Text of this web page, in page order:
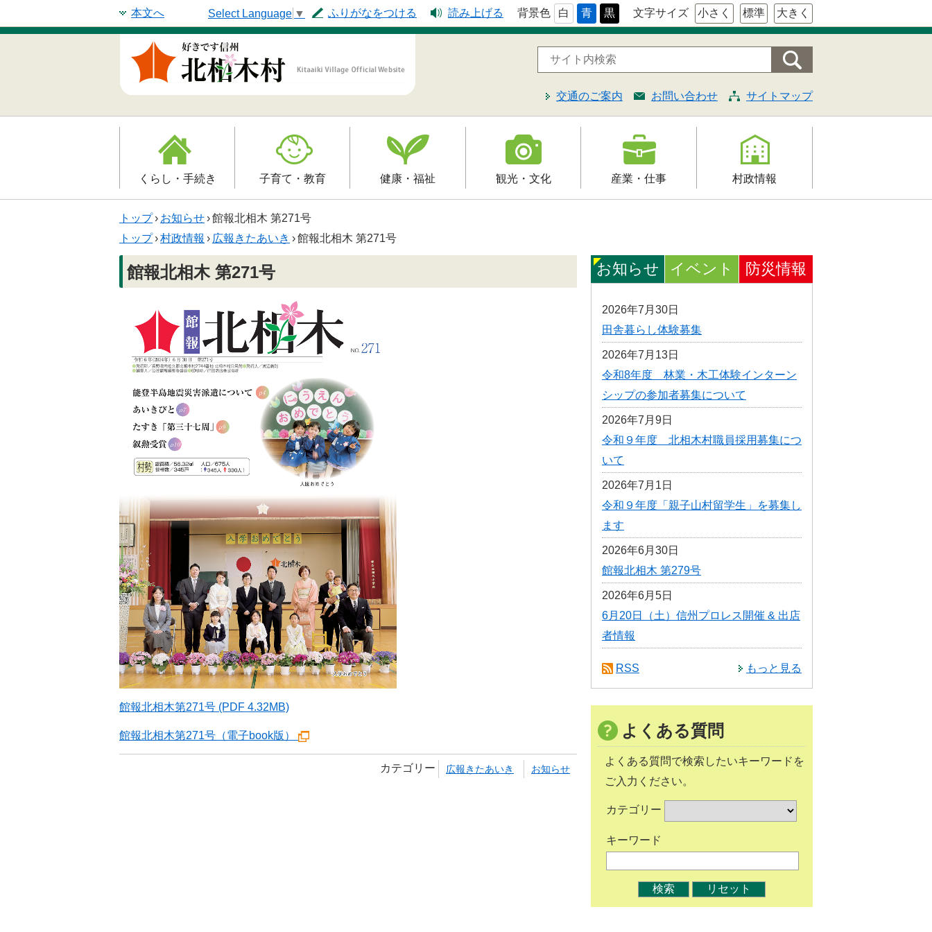
本文へ 文字サイズ 小さく 標準 大きく
Select Language ▼ ふりがなをつける 読み上げる 背景色 白 青 黒
交通のご案内 お問い合わせ サイトマップ
くらし・手続き
登録
防災情報
年金・保険
ごみ・リサイクル
北相木村営バス
交通安全・防犯
移住
助成・支援制度
子育て・教育
母子の健康・予防接種
保育園
生涯学習
教育委員会
公民館
健康・福祉
介護保険
観光・文化 産業・仕事
制
入札・契約
村政情報
村長の部屋
トップ› お知らせ›館報北相木 第271号
トップ›村政情報 › 広報きたあいき ›館報北相木 第271号
館報北相木 第271号
館報北相木第271号 (PDF 4.32MB)
館報北相木第271号（電子book版）
カテゴリー 広報きたあいき お知らせ
お知らせ イベント 防災情報
2026年7月30日
田舎暮らし体験募集
2026年7月13日
令和8年度 林業・木工体験インターン
シップの参加者募集について
2026年7月9日
令和９年度 北相木村職員採用募集につ
いて
2026年7月1日
令和９年度「親子山村留学生」を募集し
ます
2026年6月30日
館報北相木 第279号
2026年6月5日
6月20日（土）信州プロレス開催 & 出店
者情報
もっと見る
RSS
よくある質問
よくある質問で検索したいキーワードを
ご入力ください。
カテゴリー
キーワード